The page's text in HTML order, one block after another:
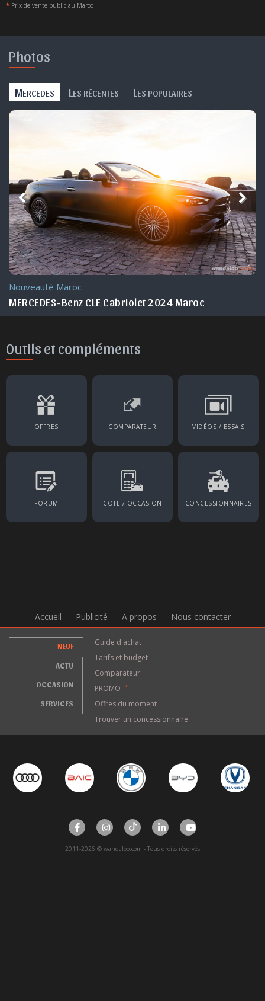
* Prix de vente public au Maroc
Photos
MERCEDES L ES RÉCENTES L ES POPULAIRES
Nouveauté Maroc
MERCEDES-Benz GLE Coupé 2024 Maroc
Outils et compléments
OFFRES COMPARATEUR VIDÉOS / ESSAIS
FORUM COTE / OCCASION CONCESSIONNAIRES
Accueil Publicité A propos Nous contacter
NEUF
ACTU
OCCASION
SERVICES
Guide d'achat
Tarifs et budget
Comparateur
PROMO
*
Offres du moment
Trouver un concessionnaire
2011-2026 © wandaloo.com - Tous droits réservés